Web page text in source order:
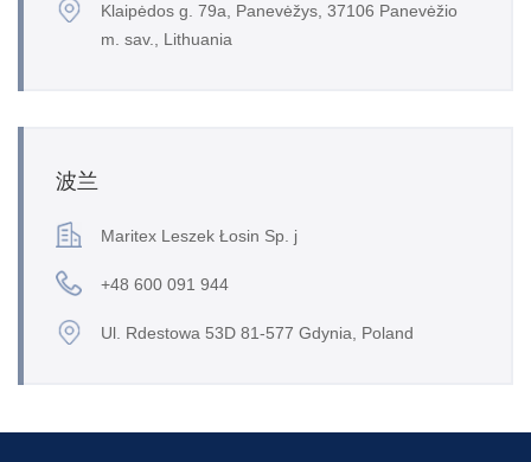
Klaipėdos g. 79a, Panevėžys, 37106 Panevėžio
m. sav., Lithuania
波兰
Maritex Leszek Łosin Sp. j
+48 600 091 944
Ul. Rdestowa 53D 81-577 Gdynia, Poland